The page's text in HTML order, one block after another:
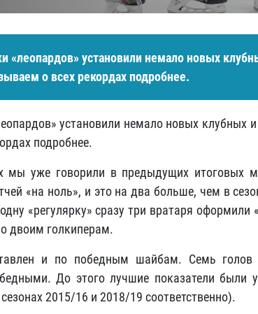
«леопардов» установили немало новых
о всех рекордах подробнее.
установили немало новых клубных
подробнее.
мы уже говорили в предыдущих итоговых
«на ноль», и это на два больше, чем в
«регулярку» сразу три вратаря оформили
двоим голкиперам.
и по победным шайбам. Семь голов
До этого лучшие показатели были у
2015/16 и 2018/19 соответственно).